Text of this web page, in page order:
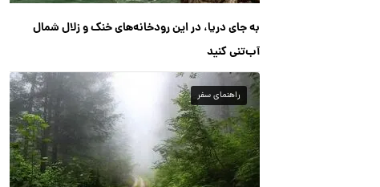
به جای دریا، در این رودخانه‌های خنک و زلال شمال
آب‌تنی کنید
راهنمای سفر